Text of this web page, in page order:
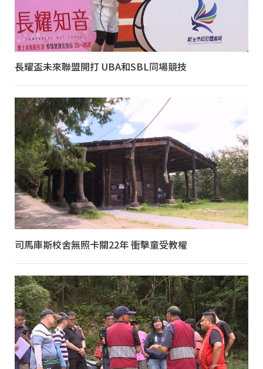
長耀盃未來聯盟開打 UBA和SBL同場競技
司馬庫斯校舍無照卡關22年 衝擊童受教權